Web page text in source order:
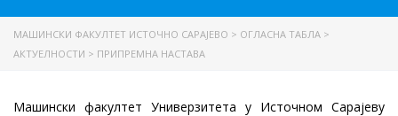
МАШИНСКИ ФАКУЛТЕТ ИСТОЧНО САРАЈЕВО > ОГЛАСНА ТАБЛА >
АКТУЕЛНОСТИ > ПРИПРЕМНА НАСТАВА
Машински факултет Универзитета у Источном Сарајеву